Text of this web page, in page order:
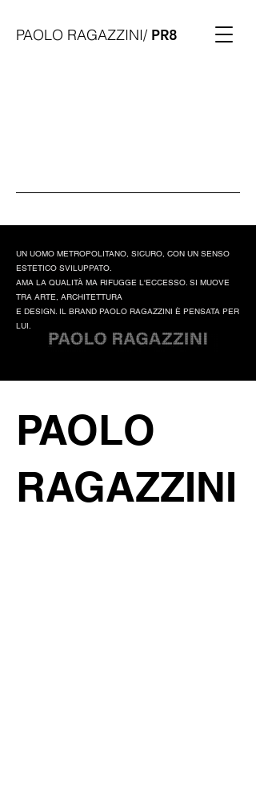
PAOLO RAGAZZINI/ PR8
UN UOMO METROPOLITANO, SICURO, CON UN SENSO
ESTETICO SVILUPPATO.
AMA LA QUALITÀ MA RIFUGGE L'ECCESSO. SI MUOVE
TRA ARTE, ARCHITETTURA
E DESIGN. IL BRAND PAOLO RAGAZZINI È PENSATA PER
LUI.
PAOLO
RAGAZZINI